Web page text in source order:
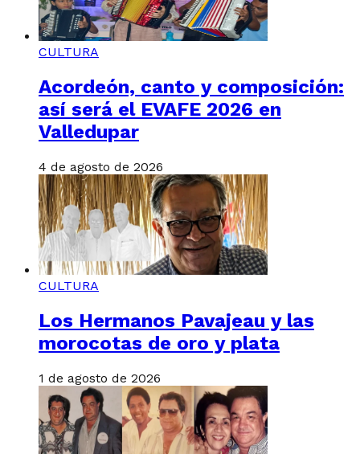
CULTURA
Acordeón, canto y composición:
así será el EVAFE 2026 en
Valledupar
4 de agosto de 2026
CULTURA
Los Hermanos Pavajeau y las
morocotas de oro y plata
1 de agosto de 2026